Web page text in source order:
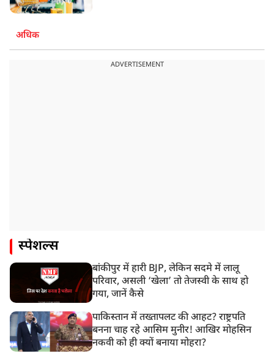
अधिक
ADVERTISEMENT
स्पेशल्स
बांकीपुर में हारी BJP, लेकिन सदमे में लालू
परिवार, असली ‘खेला’ तो तेजस्वी के साथ हो
गया, जानें कैसे
पाकिस्तान में तख्तापलट की आहट? राष्ट्रपति
बनना चाह रहे आसिम मुनीर! आखिर मोहसिन
नकवी को ही क्यों बनाया मोहरा?